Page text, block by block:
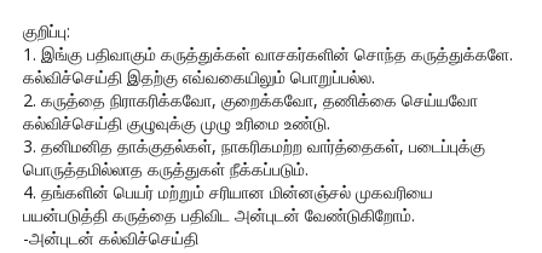
குறிப்பு:
1. இங்கு பதிவாகும் கருத்துக்கள் வாசகர்களின் சொந்த கருத்துக்களே.
கல்விச்செய்தி இதற்கு எவ்வகையிலும் பொறுப்பல்ல.
2. கருத்தை நிராகரிக்கவோ, குறைக்கவோ, தணிக்கை செய்யவோ
கல்விச்செய்தி குழுவுக்கு முழு உரிமை உண்டு.
3. தனிமனித தாக்குதல்கள், நாகரிகமற்ற வார்த்தைகள், படைப்புக்கு
பொருத்தமில்லாத கருத்துகள் நீக்கப்படும்.
4. தங்களின் பெயர் மற்றும் சரியான மின்னஞ்சல் முகவரியை
பயன்படுத்தி கருத்தை பதிவிட அன்புடன் வேண்டுகிறோம்.
-அன்புடன் கல்விச்செய்தி